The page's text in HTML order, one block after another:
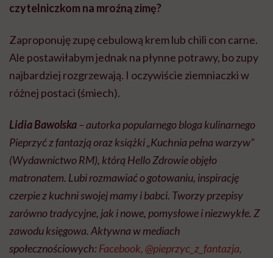
czytelniczkom na mroźną zimę?
Zaproponuję zupę cebulową krem lub chili con carne.
Ale postawiłabym jednak na płynne potrawy, bo zupy
najbardziej rozgrzewają. I oczywiście ziemniaczki w
różnej postaci (śmiech).
Lidia Bawolska– autorka popularnego bloga kulinarnego
Pieprzyć z fantazją oraz książki „Kuchnia pełna warzyw”
(Wydawnictwo RM), którą Hello Zdrowie objęło
matronatem. Lubi rozmawiać o gotowaniu, inspirację
czerpie z kuchni swojej mamy i babci. Tworzy przepisy
zarówno tradycyjne, jak i nowe, pomysłowe i niezwykłe. Z
zawodu księgowa. Aktywna w mediach
społecznościowych:Facebook, @pieprzyc_z_fantazja,